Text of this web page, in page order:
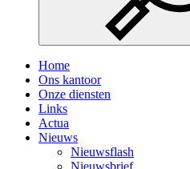
Home
Ons kantoor
Onze diensten
Links
Actua
Nieuws
Nieuwsflash
Nieuwsbrief